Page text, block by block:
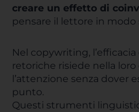
creare un effetto di
pensare il lettore in
Nel copywriting,
retoriche risiede nella
l’attenzione senza dover
punto.
Questi strumenti